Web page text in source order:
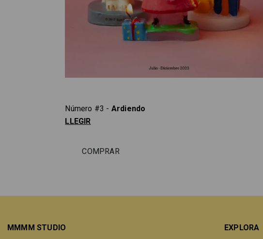
Número #3 - Ardiendo
LLEGIR
COMPRAR
MMMM STUDIO EXPLORA